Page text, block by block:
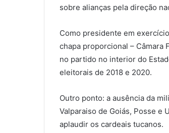
sobre alianças pela direção
Como presidente em
chapa proporcional – Câmara
no partido no interior do
eleitorais de 2018 e 2020.
Outro ponto: a ausência da
Valparaiso de Goiás, Posse e
aplaudir os cardeais tucanos.